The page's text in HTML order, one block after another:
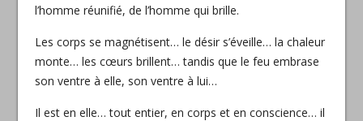
l’homme réunifié, de l’homme qui brille.
Les corps se magnétisent… le désir s’éveille… la chaleur
monte… les cœurs brillent… tandis que le feu embrase
son ventre à elle, son ventre à lui…
Il est en elle… tout entier, en corps et en conscience… il